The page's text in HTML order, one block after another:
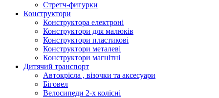
Стретч-фигурки
Конструктори
Конструктора електроні
Конструктори для малюків
Конструктори пластикові
Конструктори металеві
Конструктори магнітні
Дитячий транспорт
Автокрісла , візочки та аксесуари
Біговел
Велосипеди 2-х колісні